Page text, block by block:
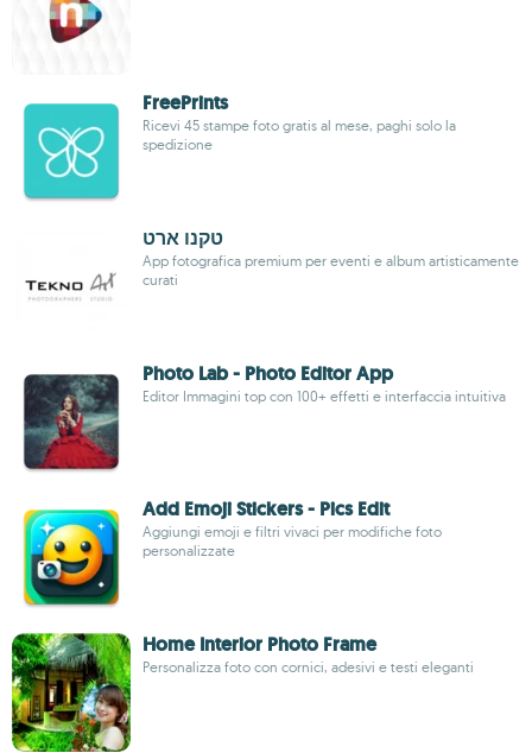
FreePrints
Ricevi 45 stampe foto gratis al mese, paghi solo la
spedizione
טקנו ארט
App fotografica premium per eventi e album artisticamente
curati
Photo Lab - Photo Editor App
Editor Immagini top con 100+ effetti e interfaccia intuitiva
Add Emoji Stickers - Pics Edit
Aggiungi emoji e filtri vivaci per modifiche foto
personalizzate
Home Interior Photo Frame
Personalizza foto con cornici, adesivi e testi eleganti